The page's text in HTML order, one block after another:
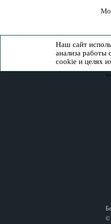
Наш сайт
анализа работы
cookie и целях
©